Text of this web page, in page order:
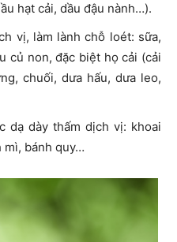
hạt cải, dầu đậu nành…).
vị, làm lành chỗ loét: sữa,
củ non, đặc biệt họ cải (cải
chuối, dưa hấu, dưa leo,
dạ dày thấm dịch vị: khoai
mì, bánh quy…